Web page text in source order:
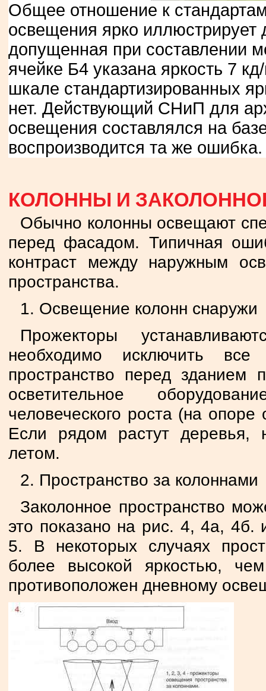
Общее отношение к стандартам
освещения ярко иллюстрирует
допущенная при составлении
ячейке Б4 указана яркость 7
шкале стандартизированных
нет. Действующий СНиП для
освещения составлялся на
воспроизводится та же ошибка.
КОЛОННЫ И
Обычно колонны освещают
перед фасадом. Типичная
контраст между наружным
пространства.
1. Освещение колонн снаружи
Прожекторы
необходимо исключить все
пространство перед зданием
осветительное
человеческого роста (на
Если рядом растут деревья,
летом.
2. Пространство за колоннами
Заколонное пространство
это показано на рис. 4, 4а, 4б.
5. В некоторых случаях
более высокой яркостью,
противоположен дневному